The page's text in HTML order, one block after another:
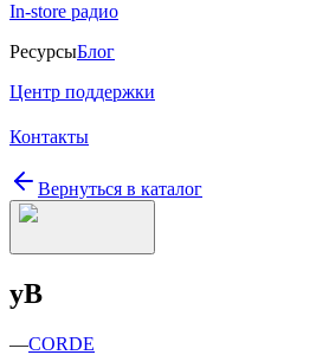
In-store радио
РесурсыБлог
Центр поддержки
Контакты
Вернуться в каталог
yB
—CORDE